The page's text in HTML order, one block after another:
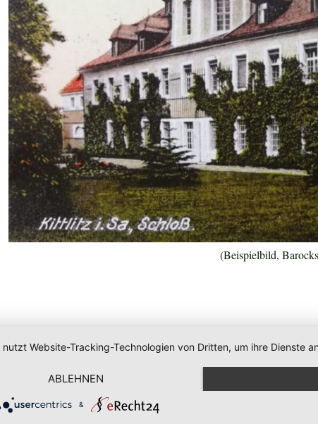
(Beispielbild,
nutzt Website-Tracking-Technologien von Dritten, um ihre
ABLEHNEN
&